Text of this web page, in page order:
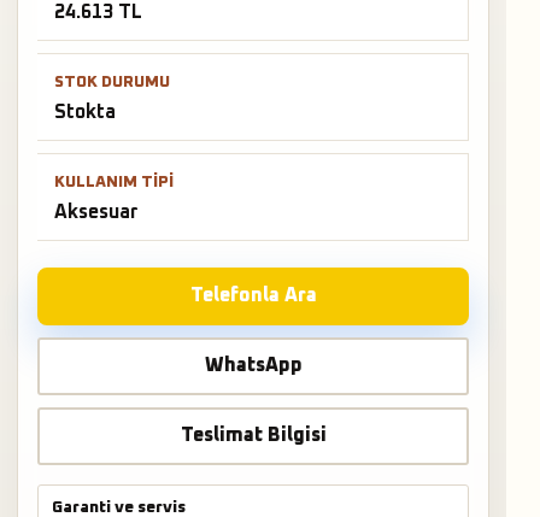
geneli kargo ve mağazadan teslimat desteğiyle satış ve
teslimat desteği hızlıca alınabilir.
24.613 TL
STOK DURUMU
Stokta
KULLANIM TIPI
Aksesuar
Telefonla Ara
WhatsApp
Teslimat Bilgisi
Garanti ve servis